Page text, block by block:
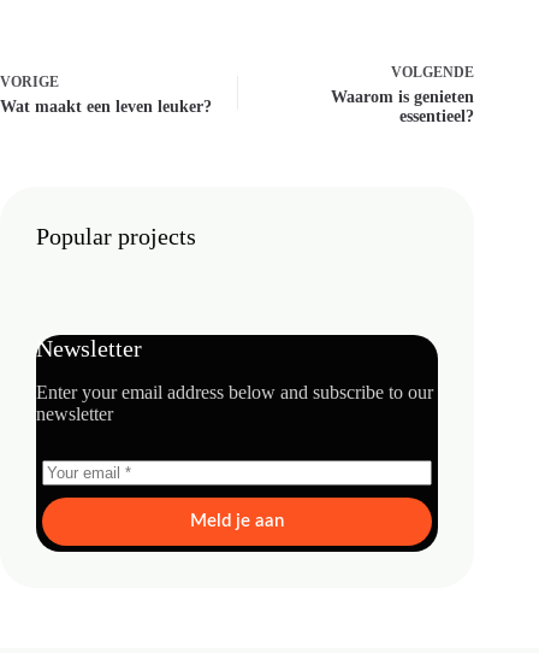
VORIGE
Wat maakt een leven leuker?
VOLGENDE
Waarom is genieten
essentieel?
Popular projects
Newsletter
Enter your email address below and subscribe to our
newsletter
Meld je aan